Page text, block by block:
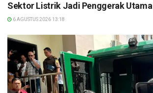
Sektor Listrik Jadi Penggerak Utama
6 AGUSTUS 2026 13:18